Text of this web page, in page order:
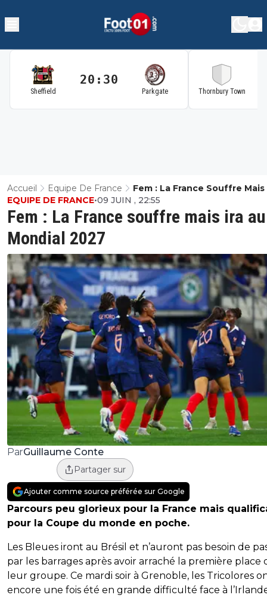
Sheffield
20:30
Parkgate Thornbury Town
Accueil Equipe De France
Fem : La France Souffre Mais
Mondial 2027
Fem : La France souffre mais ira au
Mondial 2027
EQUIPE DE FRANCE•09 JUIN , 22:55
ParGuillaume Conte
Partager sur
Ajouter comme source préférée sur Google
Parcours peu glorieux pour la France mais
pour la Coupe du monde en poche.
Les Bleues iront au Brésil et n’auront pas besoin de
par les barrages après avoir arraché la première place
leur groupe. Ce mardi soir à Grenoble, les Tricolores
encore une fois été en grande difficulté face à